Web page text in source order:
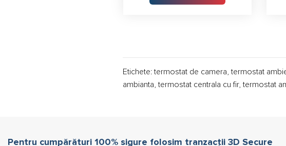
Etichete: termostat de camera, termostat
ambianta, termostat centrala cu fir, termostat
Pentru cumpărături 100% sigure folosim tranzacții 3D Secure